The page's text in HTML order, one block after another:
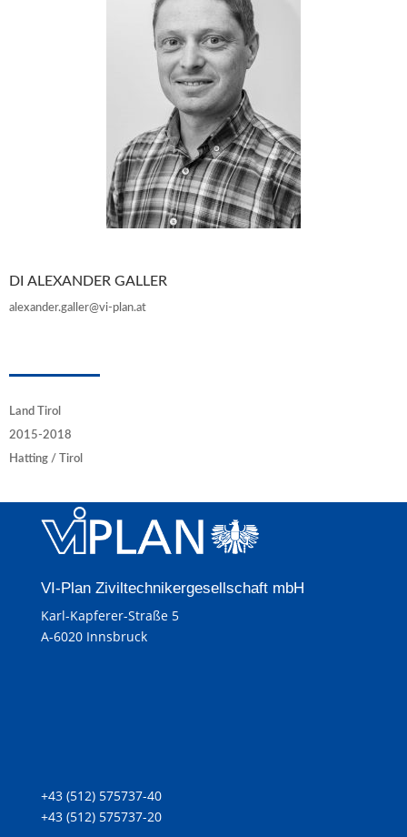
DI ALEXANDER GALLER
alexander.galler@vi-plan.at
Land Tirol
2015-2018
Hatting / Tirol
VI-Plan Ziviltechnikergesellschaft mbH
Karl-Kapferer-Straße 5
A-6020 Innsbruck
+43 (512) 575737-40
+43 (512) 575737-20